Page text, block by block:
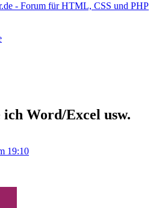
- Forum für HTML, CSS und PHP
ich Word/Excel usw.
19:10